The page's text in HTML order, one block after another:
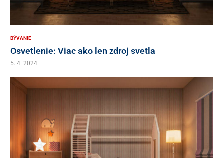
BÝVANIE
Osvetlenie: Viac ako len zdroj svetla
5. 4. 2024